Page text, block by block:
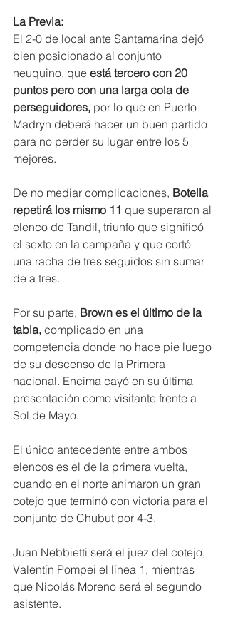
La Previa:
El 2-0 de local ante Santamarina dejó
bien posicionado al conjunto
neuquino, que está tercero con 20
puntos pero con una larga cola de
perseguidores, por lo que en Puerto
Madryn deberá hacer un buen partido
para no perder su lugar entre los 5
mejores.
De no mediar complicaciones, Botella
repetirá los mismo 11 que superaron al
elenco de Tandil, triunfo que significó
el sexto en la campaña y que cortó
una racha de tres seguidos sin sumar
de a tres.
Por su parte, Brown es el último de la
tabla, complicado en una
competencia donde no hace pie luego
de su descenso de la Primera
nacional. Encima cayó en su última
presentación como visitante frente a
Sol de Mayo.
El único antecedente entre ambos
elencos es el de la primera vuelta,
cuando en el norte animaron un gran
cotejo que terminó con victoria para el
conjunto de Chubut por 4-3.
Juan Nebbietti será el juez del cotejo,
Valentín Pompei el línea 1, mientras
que Nicolás Moreno será el segundo
asistente.